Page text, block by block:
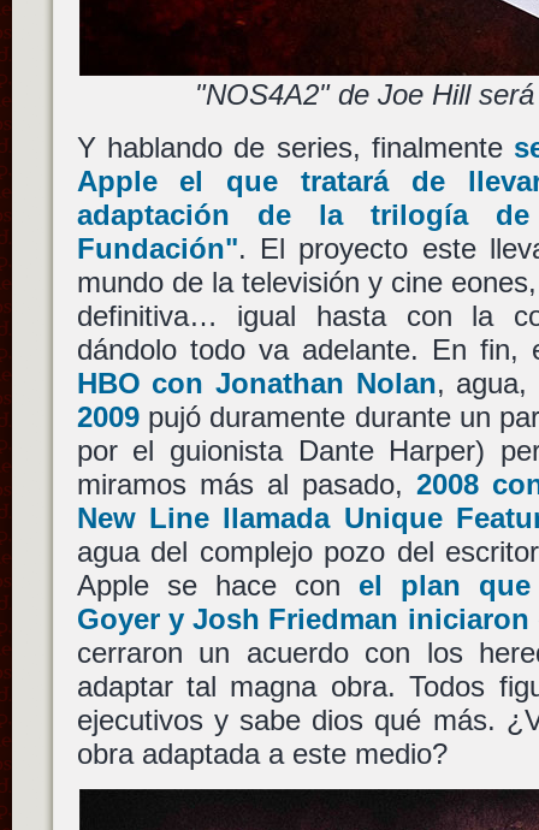
"NOS4A2" de Joe Hill
Y hablando de series, finalmente
Appleel que tratará de
adaptación de la trilogía
Fundación". El proyecto este
mundo de la televisión y cine
definitiva… igual hasta con la
dándolo todo va adelante. En
HBO con Jonathan Nolan, agua,
2009pujó duramente durante un
por el guionista Dante Harper)
miramos más al pasado,2008
New Line llamada Unique
agua del complejo pozo del
Apple se hace con el plan
GoyeryJosh Friedman iniciaron
cerraron un acuerdo con los
adaptar tal magna obra. Todos
ejecutivos y sabe dios qué más.
obra adaptada a este medio?